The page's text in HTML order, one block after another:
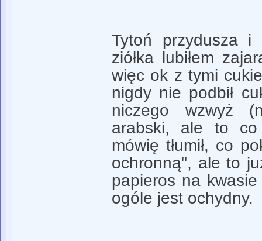
Tytoń przydusza
ziółka lubiłem
więc ok z tymi
nigdy nie podbił
niczego wzwyż
arabski, ale to co
mówię tłumił, co
ochronną", ale to
papieros na
ogóle jest ochydny.